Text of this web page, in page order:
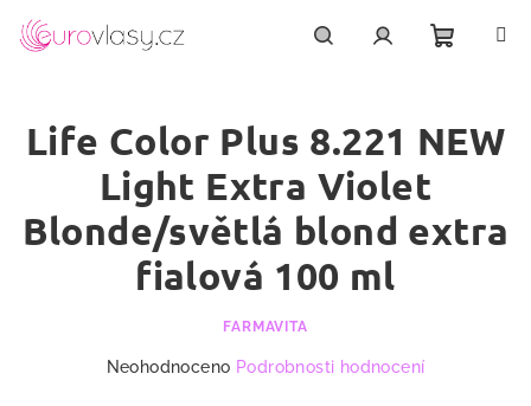
obsah
košík
Life Color Plus 8.221 NEW
Light Extra Violet
Blonde/světlá blond extra
fialová 100 ml
FARMAVITA
Neohodnoceno Podrobnosti hodnocení